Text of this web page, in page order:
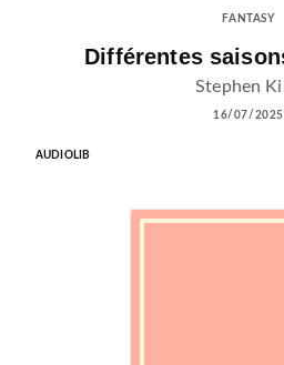
FANTASY
Différentes
Stephen
16/07/2025
AUDIOLIB